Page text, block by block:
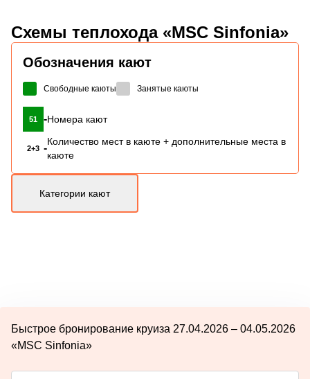
Схемы теплохода «MSC Sinfonia»
Обозначения кают
Свободные каюты Занятые каюты
51 -Номера кают
2+3 -
Количество мест в каюте + дополнительные места в
каюте
Категории кают
Быстрое бронирование круиза 27.04.2026 – 04.05.2026
«MSC Sinfonia»